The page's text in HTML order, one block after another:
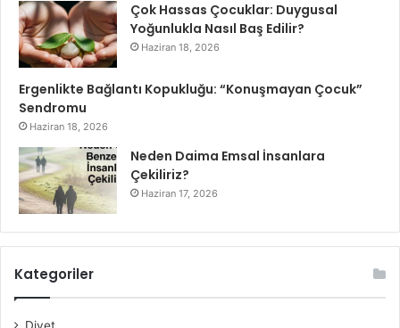
Çok Hassas Çocuklar: Duygusal
Yoğunlukla Nasıl Baş Edilir?
Haziran 18, 2026
Ergenlikte Bağlantı Kopukluğu: “Konuşmayan Çocuk”
Sendromu
Haziran 18, 2026
Neden Daima Emsal İnsanlara
Çekiliriz?
Haziran 17, 2026
Kategoriler